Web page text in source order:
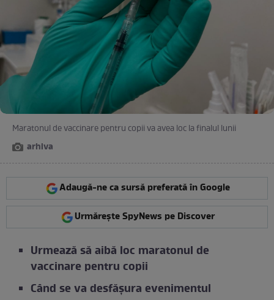
Maratonul de vaccinare pentru copii va avea loc la finalul lunii
arhiva
Adaugă-ne ca sursă preferată în Google
Urmărește SpyNews pe Discover
Urmează să aibă loc maratonul de
vaccinare pentru copii
Când se va desfășura evenimentul